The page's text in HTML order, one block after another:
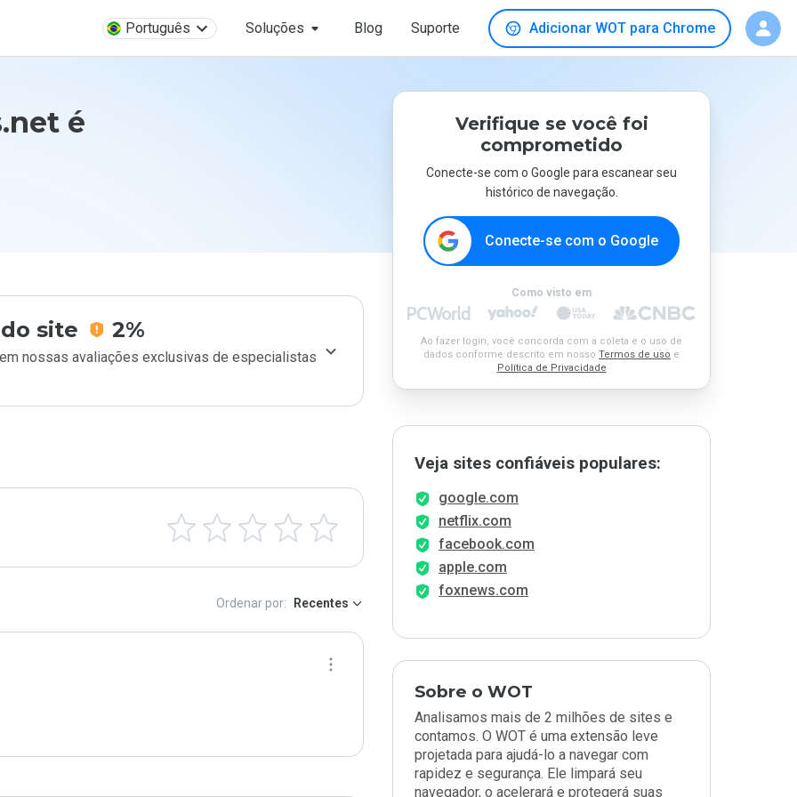
Português Soluções Blog Suporte Adicionar WOT para Chrome
é
site 2%
nossas avaliações exclusivas de especialistas
Ordenar por: Recentes
Verifique se você foi
comprometido
Conecte-se com o Google para escanear seu
histórico de navegação.
Conecte-se com o Google
Como visto em
Ao fazer login, você concorda com a coleta e o uso de
dados conforme descrito em nosso Termos de uso e
Política de Privacidade
Veja sites confiáveis populares:
google.com
netflix.com
facebook.com
apple.com
foxnews.com
Sobre o WOT
Analisamos mais de 2 milhões de sites e
contamos. O WOT é uma extensão leve
projetada para ajudá-lo a navegar com
rapidez e segurança. Ele limpará seu
navegador, o acelerará e protegerá suas